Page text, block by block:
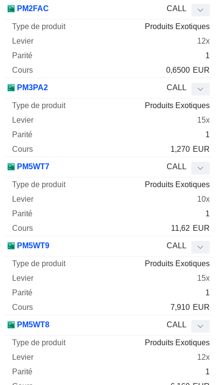
PM2FAC CALL
Produits Exotiques
12x
1
0,6500 EUR
PM3PA2 CALL
Produits Exotiques
15x
1
1,270 EUR
PM5WT7 CALL
Produits Exotiques
10x
1
11,62 EUR
PM5WT9 CALL
Produits Exotiques
15x
1
7,910 EUR
PM5WT8 CALL
Produits Exotiques
12x
1